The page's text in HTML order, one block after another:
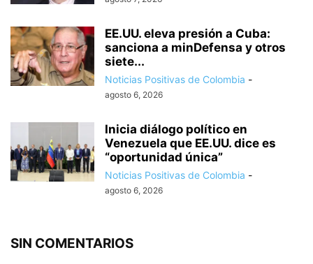
EE.UU. eleva presión a Cuba:
sanciona a minDefensa y otros
siete...
Noticias Positivas de Colombia -
agosto 6, 2026
Inicia diálogo político en
Venezuela que EE.UU. dice es
“oportunidad única”
Noticias Positivas de Colombia -
agosto 6, 2026
SIN COMENTARIOS